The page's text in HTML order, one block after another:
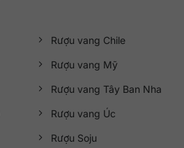
Rượu vang Chile
Rượu vang Mỹ
Rượu vang Tây Ban Nha
Rượu vang Úc
Rượu Soju